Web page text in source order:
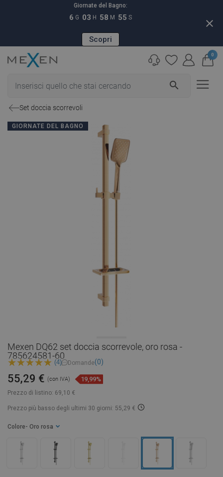
Giornate del Bagno:
6 G 03 H 58 M 54 S
Scopri
close
search
0
Set doccia scorrevoli
GIORNATE DEL BAGNO
Mexen DQ62 set doccia scorrevole, oro rosa -
785624581-60
(4) Domande(0)
Prezzo di listino: 69,10 €
55,29 € (con IVA) 19,99%
Prezzo più basso degli ultimi 30 giorni: 55,29 €
Colore - Oro rosa